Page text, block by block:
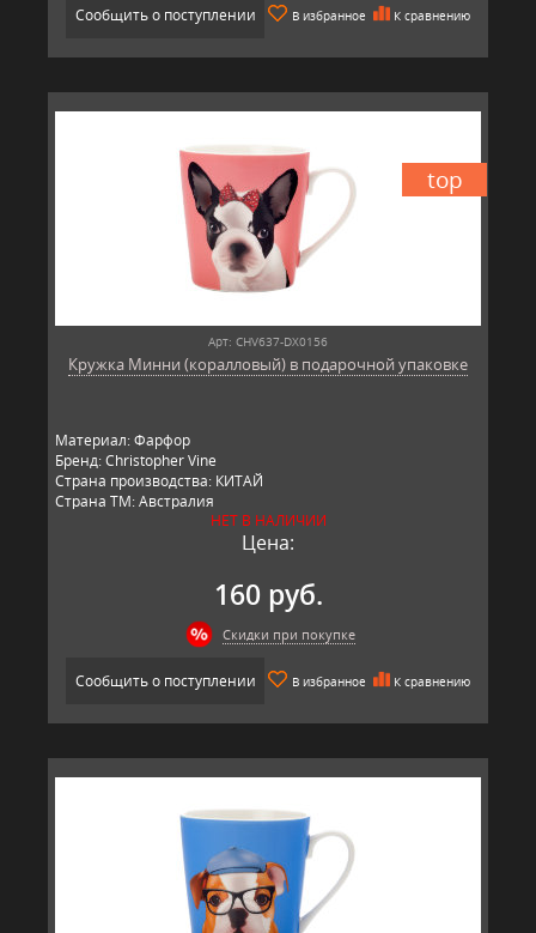
Сообщить о поступлении В избранное К сравнению
top
Арт: CHV637-DX0156
Кружка Минни (коралловый) в подарочной упаковке
Материал: Фарфор
Бренд: Christopher Vine
Страна производства: КИТАЙ
Страна ТМ: Австралия
НЕТ В НАЛИЧИИ
Цена:
160 руб.
Скидки при покупке
Сообщить о поступлении В избранное К сравнению